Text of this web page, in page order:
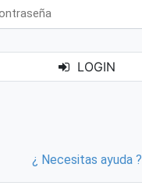
LOGIN
¿ Necesitas ayuda ?